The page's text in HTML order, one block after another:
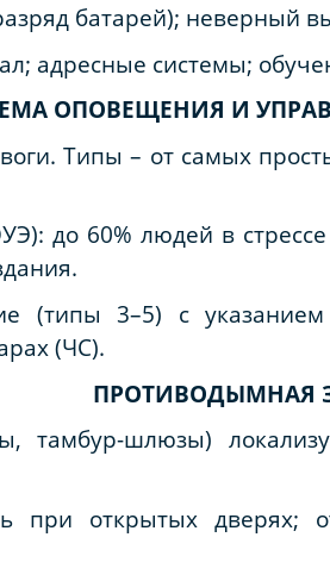
батарей); неверный
адресные системы;
ОПОВЕЩЕНИЯ И
Типы – от самых
до 60% людей в
(типы 3–5) с
(ЧС).
ПРОТИВОДЫМНАЯ
тамбур-шлюзы)
при открытых дверях;